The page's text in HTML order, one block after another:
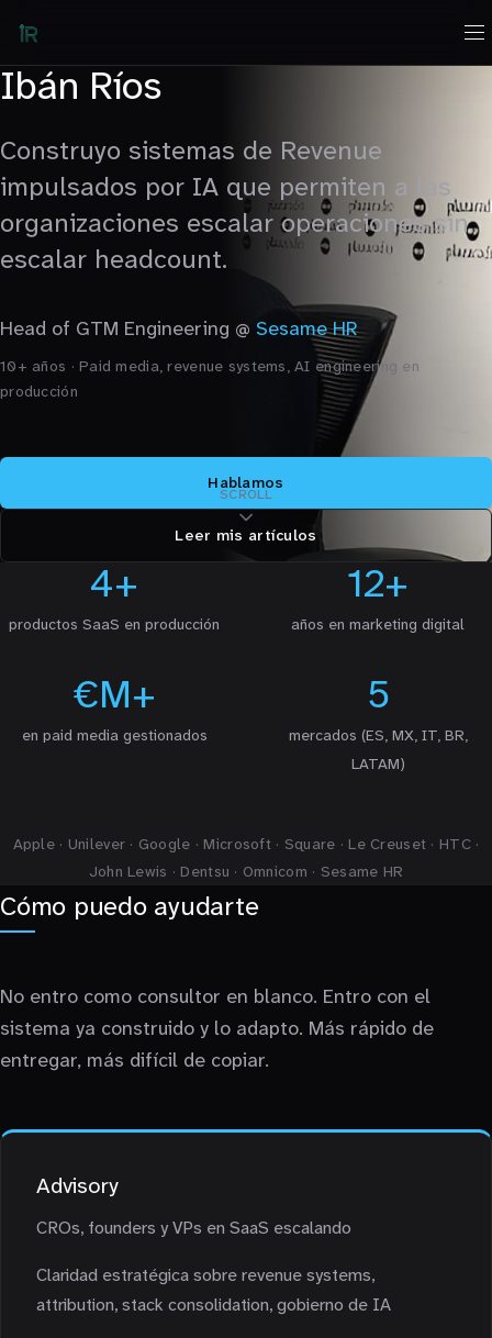
Ibán Ríos
Construyo sistemas de Revenue
impulsados por IA que permiten a las
organizaciones escalar operaciones sin
escalar headcount.
Head of GTM Engineering @ Sesame HR
10+ años · Paid media, revenue systems, AI engineering en
producción
Hablamos
Leer mis artículos
SCROLL
4+
productos SaaS en producción
12+
años en marketing digital
€M+
en paid media gestionados
5
mercados (ES, MX, IT, BR,
LATAM)
Apple · Unilever · Google · Microsoft · Square · Le Creuset · HTC ·
John Lewis · Dentsu · Omnicom · Sesame HR
Cómo puedo ayudarte
No entro como consultor en blanco. Entro con el
sistema ya construido y lo adapto. Más rápido de
entregar, más difícil de copiar.
Advisory
CROs, founders y VPs en SaaS escalando
Claridad estratégica sobre revenue systems,
attribution, stack consolidation, gobierno de IA